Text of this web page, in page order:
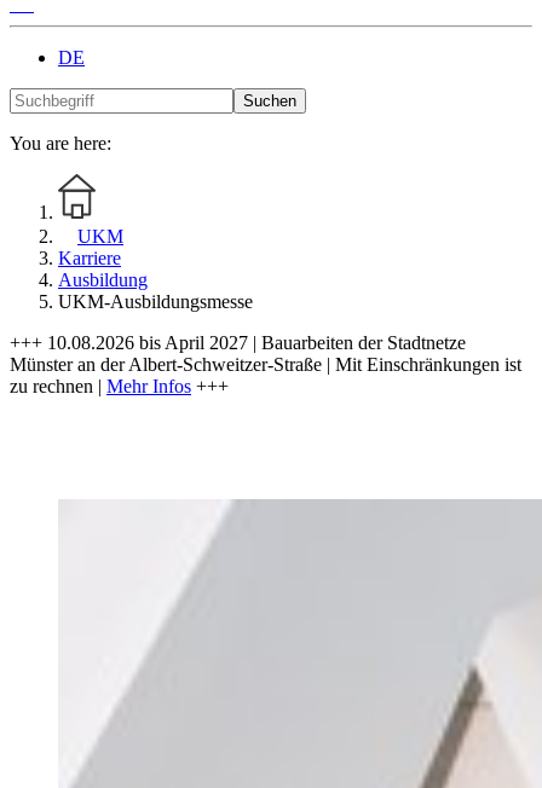
DE
Suchen
You are here:
UKM
Karriere
Ausbildung
UKM-Ausbildungsmesse
+++ 10.08.2026 bis April 2027 | Bauarbeiten der Stadtnetze
Münster an der Albert-Schweitzer-Straße | Mit Einschränkungen ist
zu rechnen | Mehr Infos +++